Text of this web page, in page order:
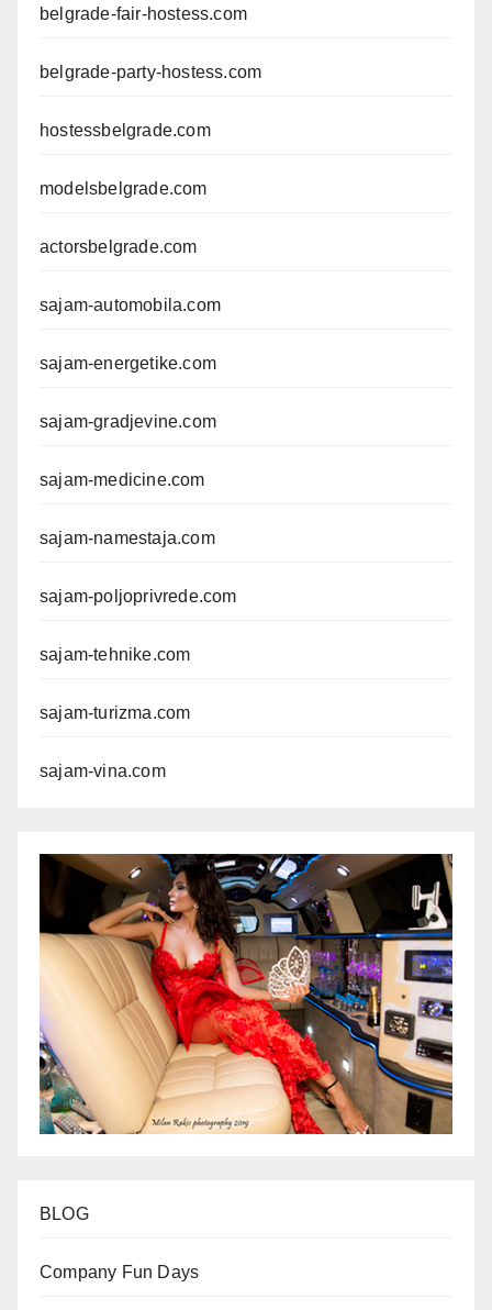
belgrade-fair-hostess.com
belgrade-party-hostess.com
hostessbelgrade.com
modelsbelgrade.com
actorsbelgrade.com
sajam-automobila.com
sajam-energetike.com
sajam-gradjevine.com
sajam-medicine.com
sajam-namestaja.com
sajam-poljoprivrede.com
sajam-tehnike.com
sajam-turizma.com
sajam-vina.com
BLOG
Company Fun Days